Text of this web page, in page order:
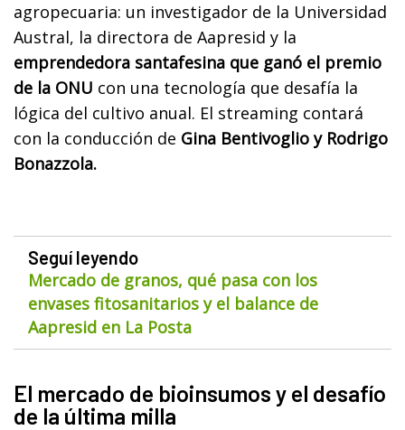
agropecuaria: un investigador de la Universidad
Austral, la directora de Aapresid y la
emprendedora santafesina que ganó el premio
de la ONU con una tecnología que desafía la
lógica del cultivo anual. El streaming contará
con la conducción de Gina Bentivoglio y Rodrigo
Bonazzola.
Seguí leyendo
Mercado de granos, qué pasa con los
envases fitosanitarios y el balance de
Aapresid en La Posta
El mercado de bioinsumos y el desafío
de la última milla